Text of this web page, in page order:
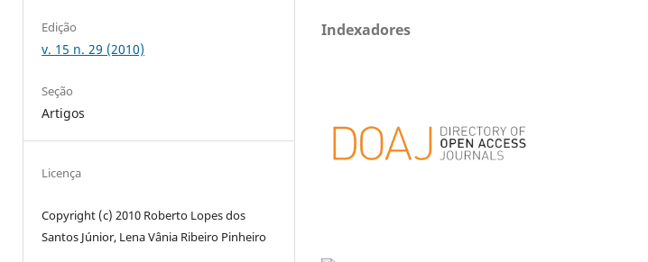
Edição
v. 15 n. 29 (2010)
Seção
Artigos
Licença
Copyright (c) 2010 Roberto Lopes dos
Santos Júnior, Lena Vânia Ribeiro Pinheiro
Indexadores